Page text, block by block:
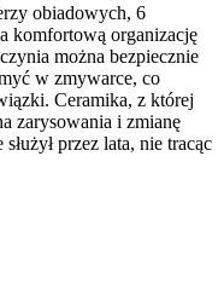
obiadowych, 6
komfortową organizację
można bezpiecznie
w zmywarce, co
Ceramika, z której
zarysowania i zmianę
przez lata, nie tracąc